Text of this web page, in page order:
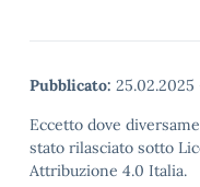
Pubblicato: 25.02.2025
Eccetto dove
stato rilasciato sotto
Attribuzione 4.0 Italia.